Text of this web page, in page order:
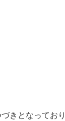
きとなっており